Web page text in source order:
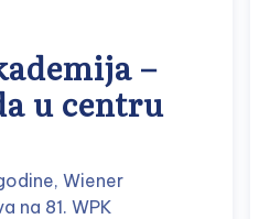
–
u centru
Wiener
na 81. WPK